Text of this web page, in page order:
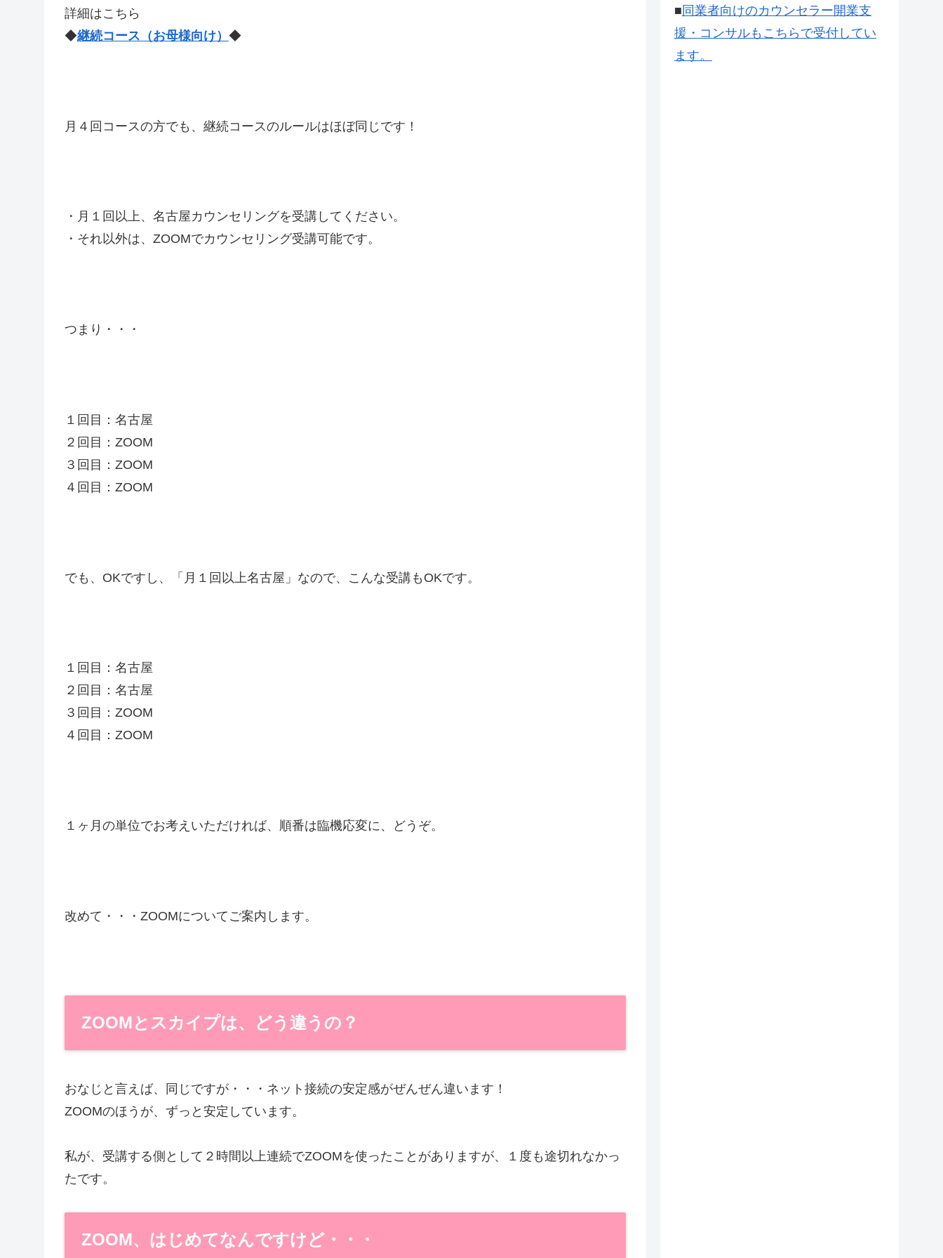
詳細はこちら
◆継続コース（お母様向け） ◆
月４回コースの方でも、継続コースのルールはほぼ同じです！
・月１回以上、名古屋カウンセリングを受講してください。
・それ以外は、ZOOMでカウンセリング受講可能です。
つまり・・・
１回目：名古屋
２回目：ZOOM
３回目：ZOOM
４回目：ZOOM
でも、OKですし、「月１回以上名古屋」なので、こんな受講もOKです。
１回目：名古屋
２回目：名古屋
３回目：ZOOM
４回目：ZOOM
１ヶ月の単位でお考えいただければ、順番は臨機応変に、どうぞ。
改めて・・・ZOOMについてご案内します。
ZOOMとスカイプは、どう違うの？
おなじと言えば、同じですが・・・ネット接続の安定感がぜんぜん違います！
ZOOMのほうが、ずっと安定しています。
私が、受講する側として２時間以上連続でZOOMを使ったことがありますが、１度も途切れなかっ
たです。
ZOOM、はじめてなんですけど・・・
■ 同業者向けのカウンセラー開業支
援・コンサルもこちらで受付してい
ます。